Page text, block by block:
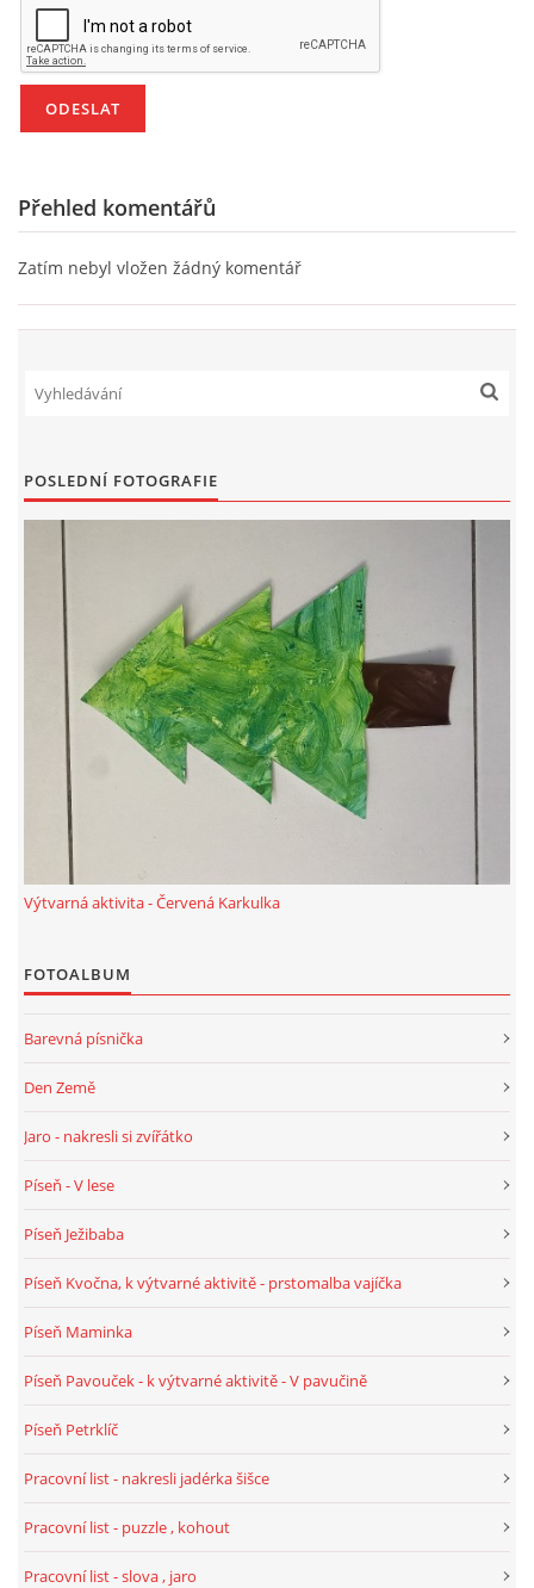
VÝTVARNÉ AKTIVITY - PODZIM
VÝTVARNÉ AKTIVITY - ZIMA
HÁDANKY K TÉMATU JARO, LÉTO, PODZIM,ZIMA
PÍSNĚ K TÉMATU JARO
PÍSNĚ K TÉMATU LÉTO
BÁSNĚ K TÉMATU LÉTO
POHYBOVÉ AKTIVITY NA TÉMA LÉTO
PÍSNĚ K TÉMATU PODZIM
BÁSNĚ K TÉMATU PODZIM
POHYBOVÉ AKTIVITY NA TÉMA PODZIM
BÁSNĚ K TÉMATU ZIMA
VZDĚLÁVACÍ PLÁN OD ZÁŘÍ DO ČERVNA
SMYSLOVÁ AKTIVITA
MONTESSORI AKTIVITA
JÓGOVÉ CVIČENÍ, TYPY, RADY, RECENZE
KALENDÁŘ PRO DĚTI
Přehled komentářů
Zatím nebyl vložen žádný komentář
POSLEDNÍ FOTOGRAFIE
Výtvarná aktivita - Červená Karkulka
FOTOALBUM
Barevná písnička
Den Země
Jaro - nakresli si zvířátko
Píseň - V lese
Píseň Ježibaba
Píseň Kvočna, k výtvarné aktivitě - prstomalba vajíčka
Píseň Maminka
Píseň Pavouček - k výtvarné aktivitě - V pavučině
Píseň Petrklíč
Pracovní list - nakresli jadérka šišce
Pracovní list - puzzle , kohout
Pracovní list - slova , jaro